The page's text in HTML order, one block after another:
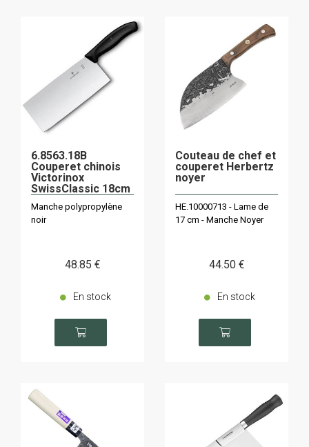
6.8563.18B
Couperet chinois
Victorinox
SwissClassic 18cm
Manche polypropylène
noir
48.85 €
En stock
Couteau de chef et
couperet Herbertz
noyer
HE.10000713 - Lame de
17 cm - Manche Noyer
44.50 €
En stock